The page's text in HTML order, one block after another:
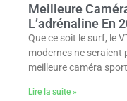
Meilleure
L’adrénaline En
Que ce soit le surf, le
modernes ne seraient
meilleure caméra
Lire la suite »